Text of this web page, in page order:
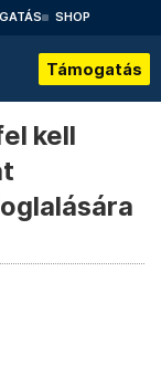
SHOP
Támogatás
kell